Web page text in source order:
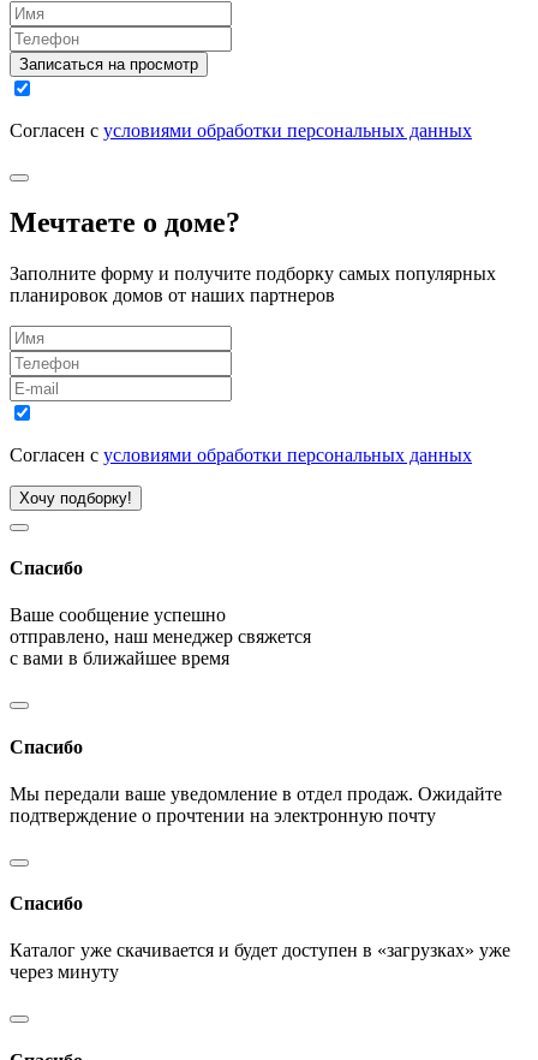
Записаться на просмотр
Согласен с условиями обработки персональных данных
Мечтаете о доме?
Заполните форму и получите подборку самых популярных
планировок домов от наших партнеров
Согласен с условиями обработки персональных данных
Хочу подборку!
Спасибо
Ваше сообщение успешно
отправлено, наш менеджер свяжется
с вами в ближайшее время
Спасибо
Мы передали ваше уведомление в отдел продаж. Ожидайте
подтверждение о прочтении на электронную почту
Спасибо
Каталог уже скачивается и будет доступен в «загрузках» уже
через минуту